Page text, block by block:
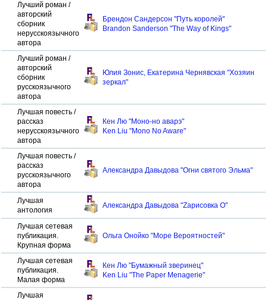
Лучший роман /
авторский
сборник
нерусскоязычного
автора
Брендон Сандерсон "Путь королей"
Brandon Sanderson "The Way of Kings"
Лучший роман /
авторский
сборник
русскоязычного
автора
Юлия Зонис, Екатерина Чернявская "Хозяин
зеркал"
Лучшая повесть /
рассказ
нерусскоязычного
автора
Кен Лю "Моно-но аварэ"
Ken Liu "Mono No Aware"
Лучшая повесть /
рассказ
русскоязычного
автора
Александра Давыдова "Огни святого Эльма"
Лучшая
антология
Александра Давыдова "Zарисовка О"
Лучшая сетевая
публикация.
Крупная форма
Ольга Онойко "Море Вероятностей"
Лучшая сетевая
публикация.
Малая форма
Кен Лю "Бумажный зверинец"
Ken Liu "The Paper Menagerie"
Лучшая